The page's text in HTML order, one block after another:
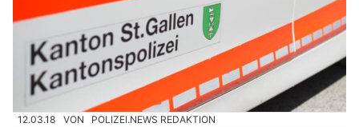
12.03.18 VON POLIZEI.NEWS REDAKTION